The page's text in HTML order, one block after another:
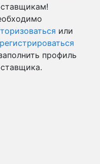
или
профиль